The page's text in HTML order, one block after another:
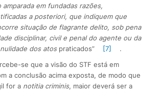
em fundadas razões,
a posteriori, que indiquem que
situação de flagrante delito, sob pena
disciplinar, civil e penal do agente ou da
dos atospraticados” [7]
.
se que a visão do STF está em
a conclusão acima exposta, de modo que
for a notitia criminis, maior deverá ser a